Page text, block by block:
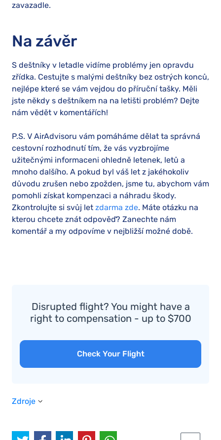
zavazadle.
Na závěr
S deštníky v letadle vidíme problémy jen opravdu
zřídka. Cestujte s malými deštníky bez ostrých konců,
nejlépe které se vám vejdou do příruční tašky. Měli
jste někdy s deštníkem na na letišti problém? Dejte
nám vědět v komentářích!
P.S. V AirAdvisoru vám pomáháme dělat ta správná
cestovní rozhodnutí tím, že vás vyzbrojíme
užitečnými informaceni ohledně letenek, letů a
mnoho dalšího. A pokud byl váš let z jakéhokoliv
důvodu zrušen nebo zpožden, jsme tu, abychom vám
pomohli získat kompenzaci a náhradu škody.
Zkontrolujte si svůj let zdarma zde. Máte otázku na
kterou chcete znát odpověď? Zanechte nám
komentář a my odpovíme v nejbližší možné době.
Disrupted flight? You might have a
right to compensation - up to $700
Check Your Flight
Zdroje